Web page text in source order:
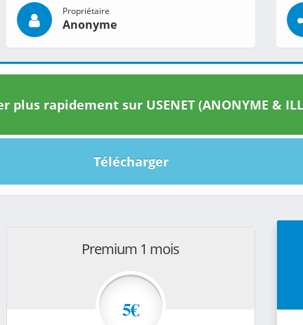
Propriétaire
Anonyme
plus rapidement sur USENET (ANONYME &
Télécharger
Premium 1 mois
5€